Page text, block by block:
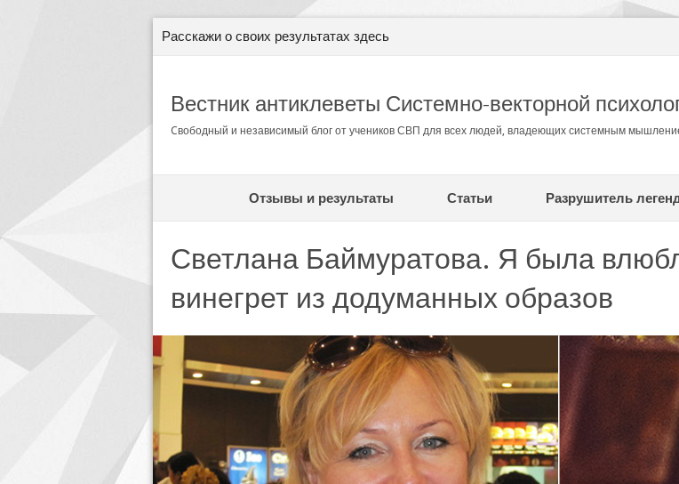
Расскажи о своих результатах здесь
Вестник антиклеветы Системно-векторной
Cвободный и независимый блог от учеников СВП для всех людей, владеющих системным
Отзывы и результаты Статьи Разрушитель
Светлана Баймуратова. Я была
винегрет из додуманных образов